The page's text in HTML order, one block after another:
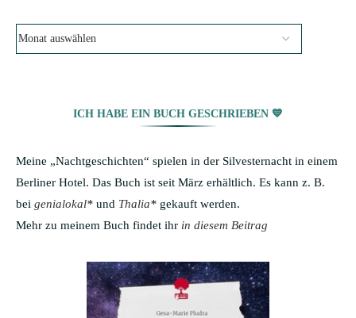
ICH HABE EIN BUCH GESCHRIEBEN 💙
Meine „Nachtgeschichten“ spielen in der Silvesternacht in einem
Berliner Hotel. Das Buch ist seit März erhältlich. Es kann z. B.
bei genialokal* und Thalia* gekauft werden.
Mehr zu meinem Buch findet ihr in diesem Beitrag